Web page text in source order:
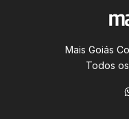
Mais Goiás
Todos